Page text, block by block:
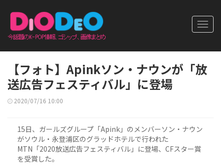
【フォト】Apinkソン・ナウンが「放
送広告フェスティバル」に登場
2020/07/16 10:00
15日、ガールズグループ「Apink」のメンバーソン・ナウン
がソウル・永登浦区のグラッドホテルで行われた
MTN「2020放送広告フェスティバル」に登場、CFスター賞
を受賞した。